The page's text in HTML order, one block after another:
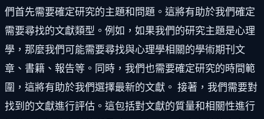
們首先需要確定研究的主題和問題。這將有助於我們確定
需要尋找的文獻類型。例如，如果我們的研究主題是心理
學，那麼我們可能需要尋找與心理學相關的學術期刊文
章、書籍、報告等。同時，我們也需要確定研究的時間範
圍，這將有助於我們選擇最新的文獻。 接著，我們需要對
找到的文獻進行評估。這包括對文獻的質量和相關性進行